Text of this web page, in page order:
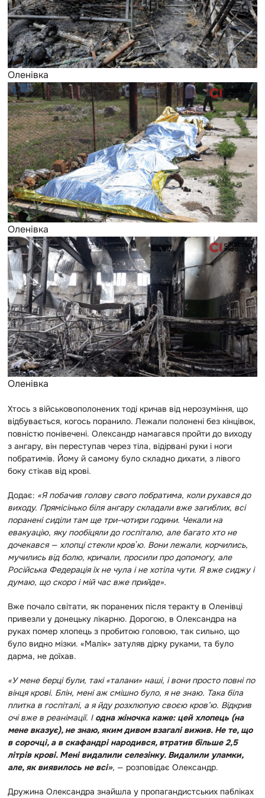
Оленівка
Оленівка
Оленівка
Хтось з військовополонених тоді кричав від нерозуміння, що
відбувається, когось поранило. Лежали полонені без кінцівок,
повністю понівечені. Олександр намагався пройти до виходу
з ангару, він переступав через тіла, відірвані руки і ноги
побратимів. Йому й самому було складно дихати, з лівого
боку стікав від крові.
Додає: «Я побачив голову свого побратима, коли рухався до
виходу. Прямісінько біля ангару складали вже загиблих, всі
поранені сиділи там ще три-чотири години. Чекали на
евакуацію, яку пообіцяли до госпіталю, але багато хто не
дочекався — хлопці стекли кровʼю. Вони лежали, корчились,
мучились від болю, кричали, просили про допомогу, але
Російська Федерація їх не чула і не хотіла чути. Я вже сиджу і
думаю, що скоро і мій час вже прийде».
Вже почало світати, як поранених після теракту в Оленівці
привезли у донецьку лікарню. Дорогою, в Олександра на
руках помер хлопець з пробитою головою, так сильно, що
було видно мізки. «Малік» затуляв дірку руками, та було
дарма, не доїхав.
«У мене берці були, такі «талани» наші, і вони просто повні по
вінця крові. Блін, мені аж смішно було, я не знаю. Така біла
плитка в госпіталі, а я йду розхлюпую своєю кров’ю. Відкрив
очі вже в реанімації. Іодна жіночка каже: цей хлопець (на
мене вказує), не знаю, яким дивом взагалі вижив. Не те, що
в сорочці, а в скафандрі народився, втратив більше 2,5
літрів крові. Мені видалили селезінку. Видалили уламки,
але, як виявилось не всі», — розповідає Олександр.
Дружина Олександра знайшла у пропагандистських пабліках